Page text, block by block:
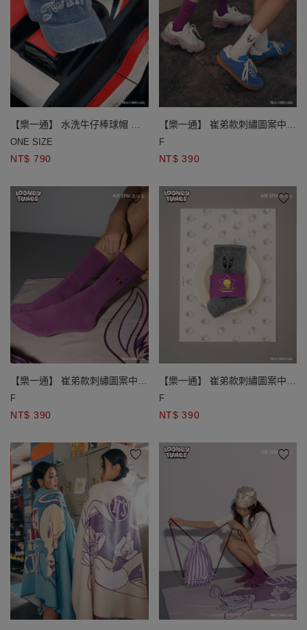
【樂一通】 水洗牛仔棒球帽 抽
鬚貼布繡款/貼鑽款
ONE SIZE
NT$ 790
【樂一通】 崔弟款刺繡圖案中筒
襪
F
NT$ 390
【樂一通】 崔弟款刺繡圖案中筒
襪
F
NT$ 390
【樂一通】 崔弟款刺繡圖案中筒
襪
F
NT$ 390